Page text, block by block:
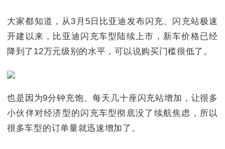
大家都知道，从3月5日比亚迪发布闪充、闪充站极速
开建以来，比亚迪闪充车型陆续上市，新车价格已经
降到了12万元级别的水平，可以说购买门槛很低了。
也是因为9分钟充饱、每天几十座闪充站增加，让很多
小伙伴对经济型的闪充车型彻底没了续航焦虑，所以
很多车型的订单量就迅速增加了。